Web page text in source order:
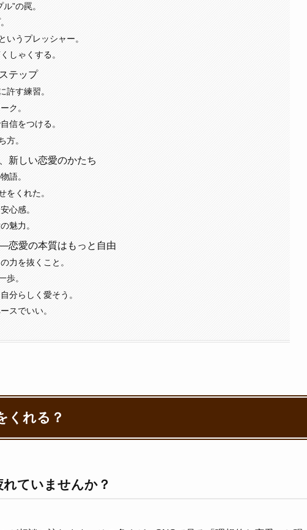
”の罠。
いうプレッシャー。
しゃくする。
テップ
許す練習。
ク。
信をつける。
方。
新しい恋愛のかたち
語。
をくれた。
心感。
魅力。
恋愛の本質はもっと自由
力を抜くこと。
歩。
分らしく愛そう。
スでいい。
くれる？
ていませんか？